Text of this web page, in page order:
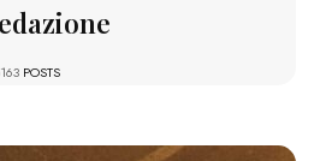
POSTS